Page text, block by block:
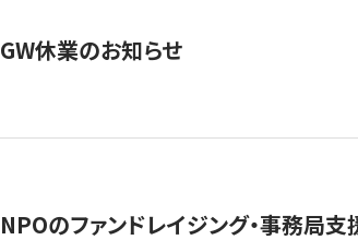
GW休業のお知らせ
NPOのファンドレイジング・事務局支